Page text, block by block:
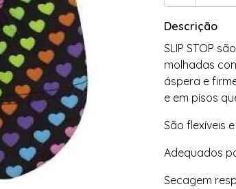
Descrição
SLIP STOP
molhadas
áspera e
e em pisos
São flexíveis
Adequados
Secagem